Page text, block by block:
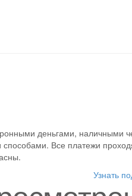
деньгами, наличными
Все платежи
Узнать